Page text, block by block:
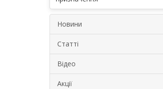
Новини
Статті
Відео
Акції